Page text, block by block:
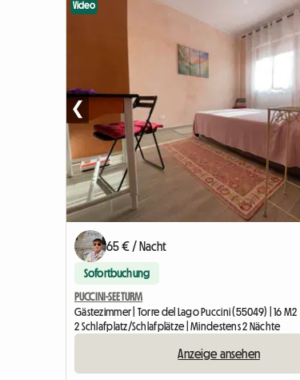
Video
❮
65 € / Nacht
Sofortbuchung
PUCCINI-SEETURM
Gästezimmer | Torre del Lago Puccini (55049) | 16 M2
2 Schlafplatz/Schlafplätze | Mindestens 2 Nächte
Anzeige ansehen